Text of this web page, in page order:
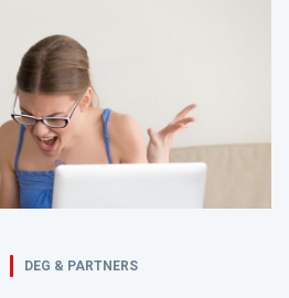
DEG & PARTNERS